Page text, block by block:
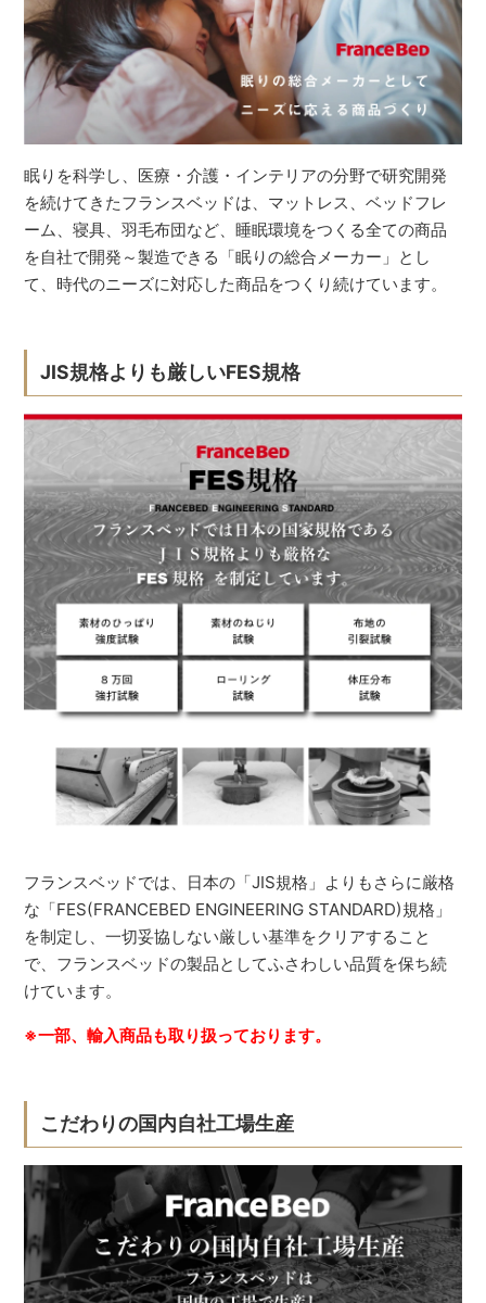
眠りを科学し、医療・介護・インテリアの分野で研究開発
を続けてきたフランスベッドは、マットレス、ベッドフレ
ーム、寝具、羽毛布団など、睡眠環境をつくる全ての商品
を自社で開発～製造できる「眠りの総合メーカー」とし
て、時代のニーズに対応した商品をつくり続けています。
JIS規格よりも厳しいFES規格
フランスベッドでは、日本の「JIS規格」よりもさらに厳格
な「FES(FRANCEBED ENGINEERING STANDARD)規格」
を制定し、一切妥協しない厳しい基準をクリアすること
で、フランスベッドの製品としてふさわしい品質を保ち続
けています。
※一部、輸入商品も取り扱っております。
こだわりの国内自社工場生産